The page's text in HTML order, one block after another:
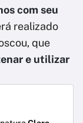
com seu
realizado
que
e utilizar